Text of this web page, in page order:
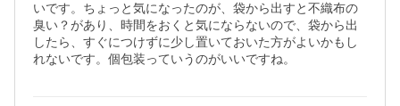
いです。ちょっと気になったのが、袋から出すと不織布の
臭い？があり、時間をおくと気にならないので、袋から出
したら、すぐにつけずに少し置いておいた方がよいかもし
れないです。個包装っていうのがいいですね。